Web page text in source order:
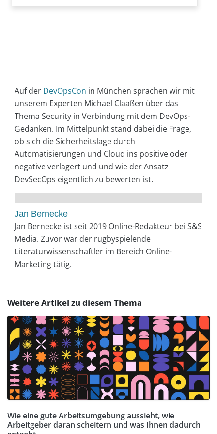
Auf der DevOpsCon in München sprachen wir mit
unserem Experten Michael Claaßen über das
Thema Security in Verbindung mit dem DevOps-
Gedanken. Im Mittelpunkt stand dabei die Frage,
ob sich die Sicherheitslage durch
Automatisierungen und Cloud ins positive oder
negative verlagert und und wie der Ansatz
DevSecOps eigentlich zu bewerten ist.
Jan Bernecke
Jan Bernecke ist seit 2019 Online-Redakteur bei S&S
Media. Zuvor war der rugbyspielende
Literaturwissenschaftler im Bereich Online-
Marketing tätig.
Weitere Artikel zu diesem Thema
Wie eine gute Arbeitsumgebung aussieht, wie
Arbeitgeber daran scheitern und was Ihnen dadurch